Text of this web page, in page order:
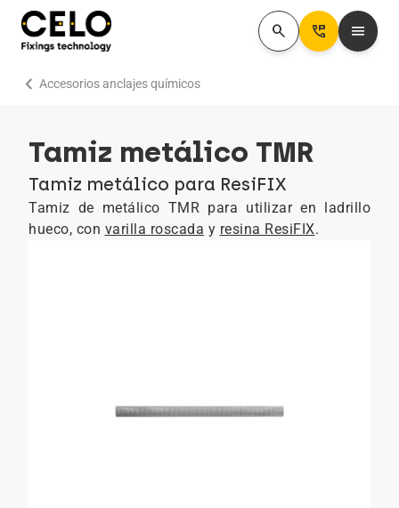
search Perm_Phone_Msg menu
Accesorios anclajes químicos
chevron_right
Tamiz metálico TMR
Tamiz metálico para ResiFIX
Tamiz de metálico TMR para utilizar en ladrillo
hueco, con varilla roscada y resina ResiFIX.